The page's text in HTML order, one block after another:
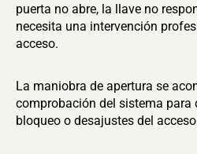
puerta no abre, la llave no
necesita una intervención
acceso.
La maniobra de apertura se
comprobación del sistema para
bloqueo o desajustes del